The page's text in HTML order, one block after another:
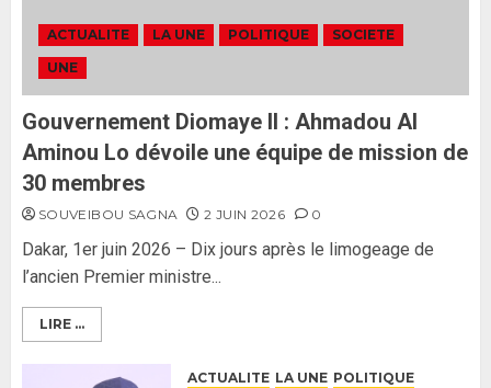
3
gouvernement : PASTEF pose
ACTUALITE LA UNE POLITIQUE
SOCIETE
UNE
Gouvernement Diomaye II : Ahmadou Al
Aminou Lo dévoile une équipe de mission de
30 membres
SOUVEIBOU SAGNA 2 JUIN 2026 0
Dakar, 1er juin 2026 – Dix jours après le limogeage de
l’ancien Premier ministre...
LIRE ...
ACTUALITE LA UNE POLITIQUE